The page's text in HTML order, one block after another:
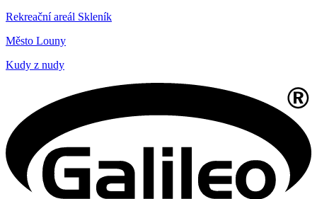
Rekreační areál Skleník
Město Louny
Kudy z nudy